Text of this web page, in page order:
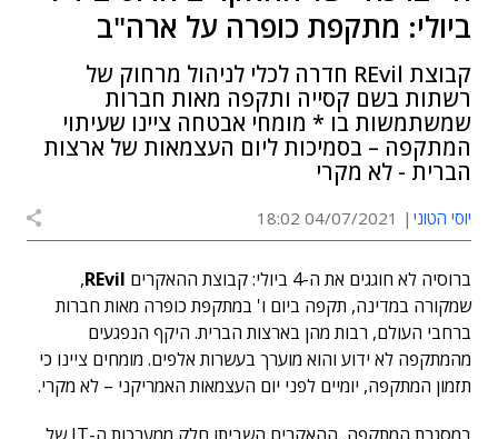
ביולי: מתקפת כופרה על ארה"ב
קבוצת REvil חדרה לכלי לניהול מרחוק של
רשתות בשם קסייה ותקפה מאות חברות
שמשתמשות בו * מומחי אבטחה ציינו שעיתוי
המתקפה – בסמיכות ליום העצמאות של ארצות
הברית - לא מקרי
יוסי הטוני 04/07/2021 18:02
ברוסיה לא חוגגים את ה-4 ביולי: קבוצת ההאקרים REvil
,
שמקורה במדינה, תקפה ביום ו' במתקפת כופרה מאות חברות
ברחבי העולם, רבות מהן בארצות הברית. היקף הנפגעים
מהמתקפה לא ידוע והוא מוערך בעשרות אלפים. מומחים ציינו כי
תזמון המתקפה, יומיים לפני יום העצמאות האמריקני – לא מקרי.